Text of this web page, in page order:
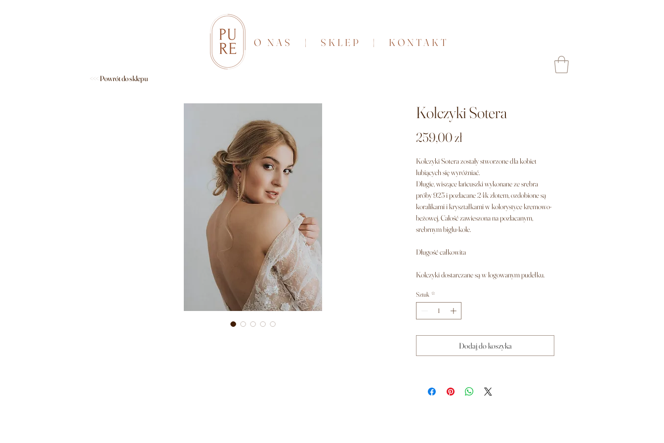
O NAS | SKLEP | KONTAKT
<<< Powrót do sklepu
Kolczyki Sotera
259,00 złCena
Kolczyki Sotera zostały stworzone dla kobiet
lubiących się wyróżniać.
Długie, wiszące łańcuszki wykonane ze srebra
próby 925 i pozłacane 24k złotem, ozdobione są
koralikami i kryształkami w kolorystyce kremowo-
beżowej. Całość zawieszona na pozłacanym,
srebrnym biglu-kole.
Długość całkowita
Kolczyki dostarczane są w logowanym pudełku.
Sztuk *
Dodaj do koszyka